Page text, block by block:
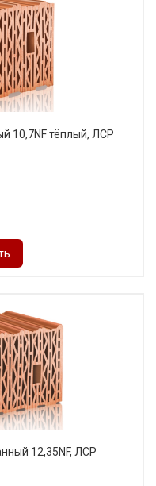
10,7NF тёплый, ЛСР
12,35NF, ЛСР